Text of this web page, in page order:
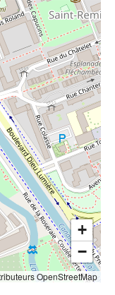
+
−
OpenStreetMap